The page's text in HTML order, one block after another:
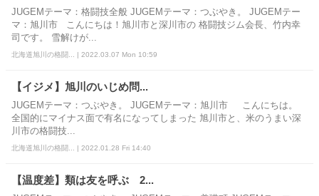
JUGEMテーマ：格闘技全般 JUGEMテーマ：つぶやき。 JUGEMテー
マ：旭川市 こんにちは！旭川市と深川市の 格闘技ジム会長、竹内幸
司です。 雪解けが...
北海道旭川の格闘... | 2022.03.07 Mon 10:59
【イジメ】旭川のいじめ問...
JUGEMテーマ：つぶやき。 JUGEMテーマ：旭川市 こんにちは。
全国的にマイナス面で有名になってしまった 旭川市と、米のうまい深
川市の格闘技...
北海道旭川の格闘... | 2022.01.28 Fri 14:40
【温度差】類は友を呼ぶ 2...